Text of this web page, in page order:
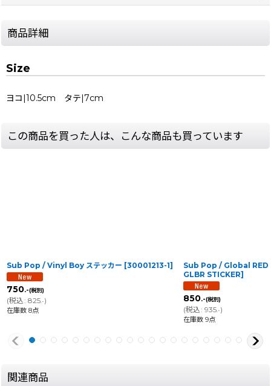
商品詳細
Size
ヨコ|10.5cm タテ|7cm
この商品を買った人は、こんな商品も買っています
Sub Pop / Vinyl Boy ステッカー [30001213-1]
750.-(税別)
(税込: 825.-)
在庫数 8点
Sub Pop / Global RED
GLBR STICKER]
850.-(税別)
(税込: 935.-)
在庫数 9点
関連商品